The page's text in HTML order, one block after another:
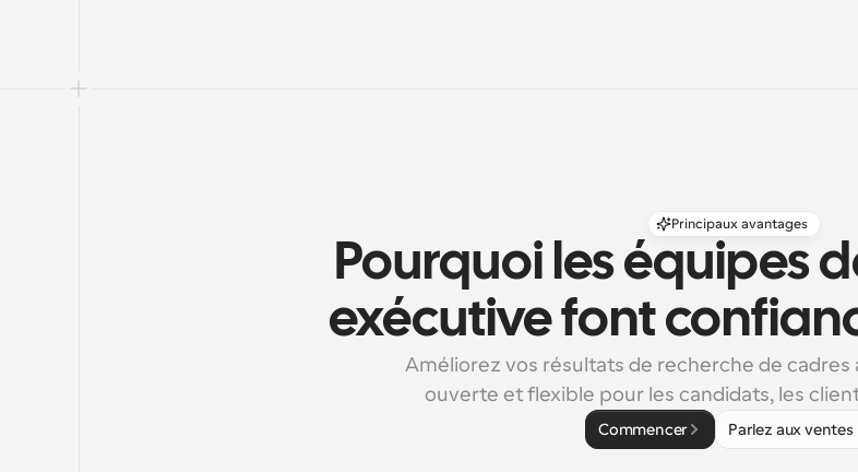
Principaux avantages
Pourquoi les équipes
exécutive font
Améliorez vos résultats de recherche de cadres
ouverte et flexible pour les candidats, les
Commencer Parlez aux ventes